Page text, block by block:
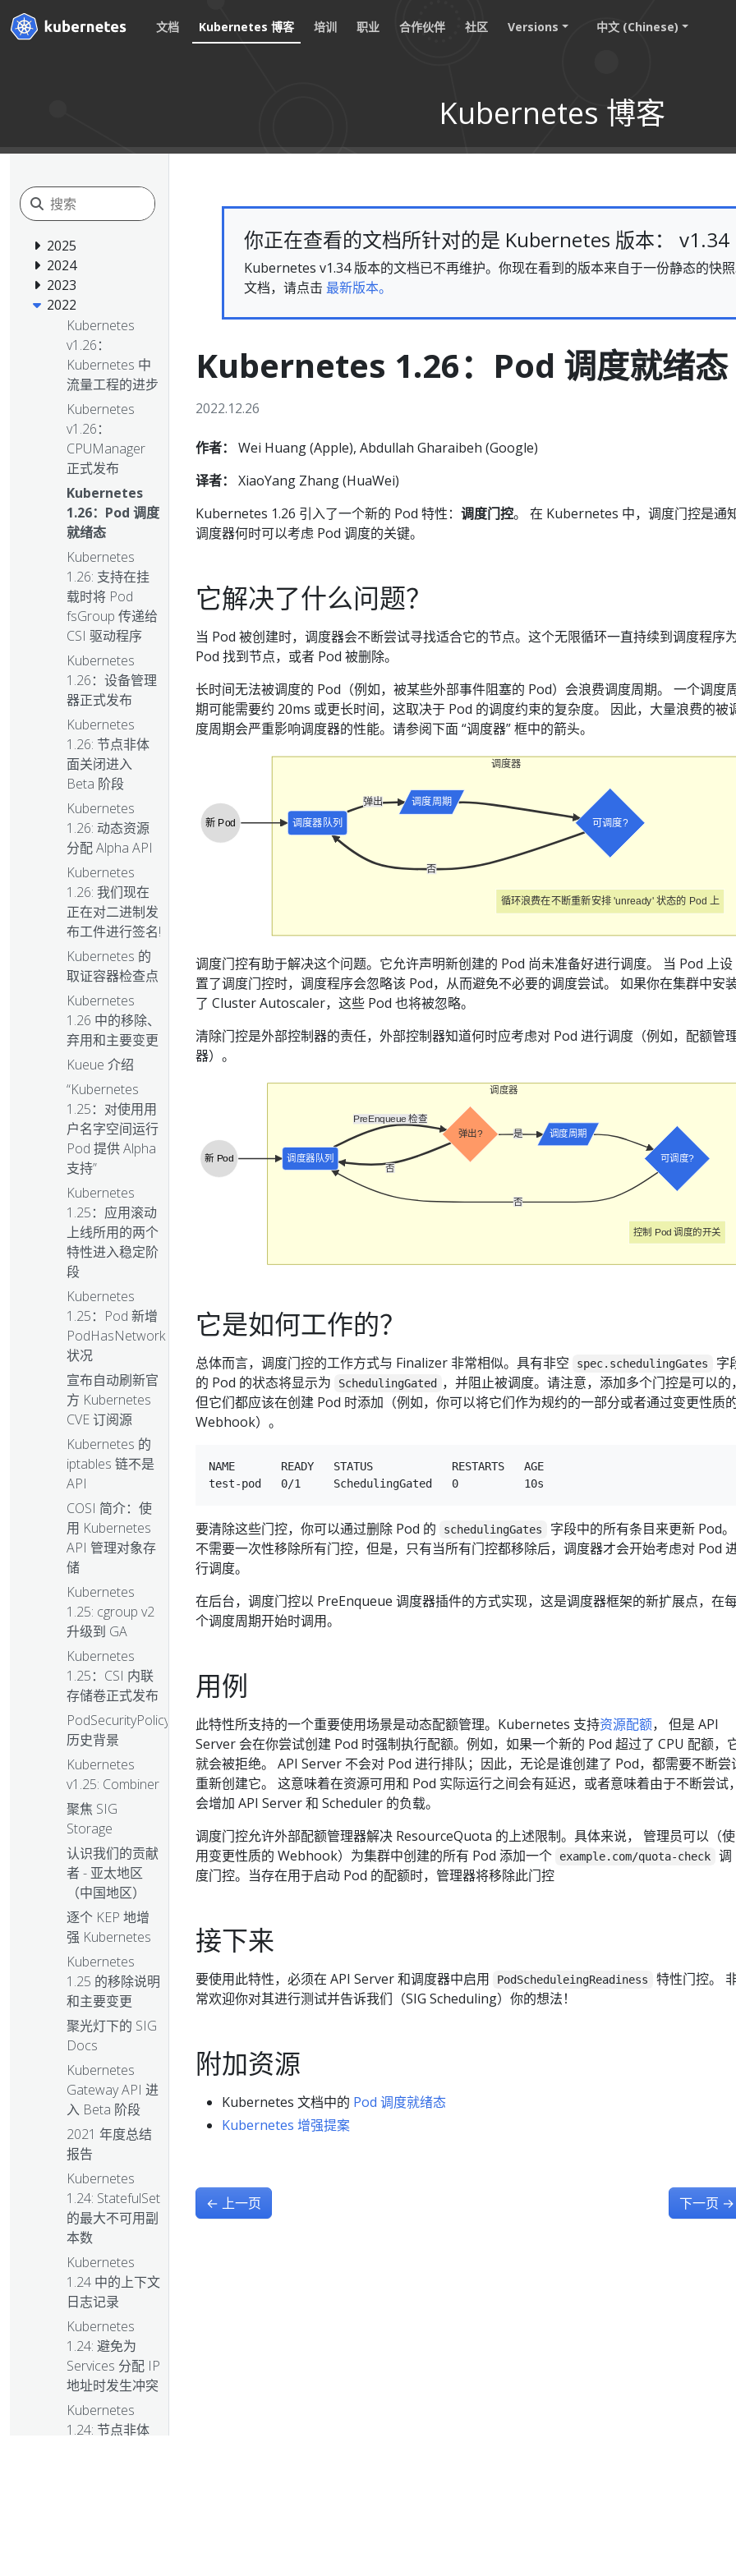
文档 Kubernetes 博客 培训 职业 合作伙伴 社区 Versions 中文 (Chinese)
Kubernetes 博客
2025
2024
2023
2022
Kubernetes
v1.26：
Kubernetes 中
流量工程的进步
Kubernetes
v1.26：
CPUManager
正式发布
Kubernetes
1.26：Pod 调度
就绪态
Kubernetes
1.26: 支持在挂
载时将 Pod
fsGroup 传递给
CSI 驱动程序
Kubernetes
1.26：设备管理
器正式发布
Kubernetes
1.26: 节点非体
面关闭进入
Beta 阶段
Kubernetes
1.26: 动态资源
分配 Alpha API
Kubernetes
1.26: 我们现在
正在对二进制发
布工件进行签名!
Kubernetes 的
取证容器检查点
Kubernetes
1.26 中的移除、
弃用和主要变更
Kueue 介绍
“Kubernetes
1.25：对使用用
户名字空间运行
Pod 提供 Alpha
支持”
Kubernetes
1.25：应用滚动
上线所用的两个
特性进入稳定阶
段
Kubernetes
1.25：Pod 新增
PodHasNetwork
状况
宣布自动刷新官
方 Kubernetes
CVE 订阅源
Kubernetes 的
iptables 链不是
API
COSI 简介：使
用 Kubernetes
API 管理对象存
储
Kubernetes
1.25: cgroup v2
升级到 GA
Kubernetes
1.25：CSI 内联
存储卷正式发布
PodSecurityPolicy：
历史背景
Kubernetes
v1.25: Combiner
聚焦 SIG
Storage
认识我们的贡献
者 - 亚太地区
（中国地区）
逐个 KEP 地增
强 Kubernetes
Kubernetes
1.25 的移除说明
和主要变更
聚光灯下的 SIG
Docs
Kubernetes
Gateway API 进
入 Beta 阶段
2021 年度总结
报告
Kubernetes
1.24: StatefulSet
的最大不可用副
本数
Kubernetes
1.24 中的上下文
日志记录
Kubernetes
1.24: 避免为
Services 分配 IP
地址时发生冲突
Kubernetes
1.24: 节点非体
你正在查看的文档所针对的是 Kubernetes 版本： v1.34
Kubernetes v1.34 版本的文档已不再维护。你现在看到的版本来自于一份静态的快
文档，请点击 最新版本。
Kubernetes 1.26：Pod 调度就绪态
2022.12.26
作者：
Wei Huang (Apple), Abdullah Gharaibeh (Google)
译者：
XiaoYang Zhang (HuaWei)
Kubernetes 1.26 引入了一个新的 Pod 特性： 调度门控。 在 Kubernetes 中，调度门控是通
调度器何时可以考虑 Pod 调度的关键。
它解决了什么问题？
当 Pod 被创建时，调度器会不断尝试寻找适合它的节点。这个无限循环一直持续到调度程序
Pod 找到节点，或者 Pod 被删除。
长时间无法被调度的 Pod（例如，被某些外部事件阻塞的 Pod）会浪费调度周期。 一个调度
期可能需要约 20ms 或更长时间，这取决于 Pod 的调度约束的复杂度。 因此，大量浪费的被
度周期会严重影响调度器的性能。请参阅下面 “调度器” 框中的箭头。
调度器
弹出
否
调度器队列
调度周期
可调度?
循环浪费在不断重新安排 'unready' 状态的 Pod 上
新 Pod
调度门控有助于解决这个问题。它允许声明新创建的 Pod 尚未准备好进行调度。 当 Pod 上设
置了调度门控时，调度程序会忽略该 Pod，从而避免不必要的调度尝试。 如果你在集群中安
了 Cluster Autoscaler，这些 Pod 也将被忽略。
清除门控是外部控制器的责任，外部控制器知道何时应考虑对 Pod 进行调度（例如，配额管
器）。
调度器
PreEnqueue 检查
是
否
否
调度器队列
调度周期
可调度?
弹出?
控制 Pod 调度的开关
新 Pod
它是如何工作的？
总体而言，调度门控的工作方式与 Finalizer 非常相似。具有非空 spec.schedulingGates
字
的 Pod 的状态将显示为
SchedulingGated
，并阻止被调度。请注意，添加多个门控是可以的
但它们都应该在创建 Pod 时添加（例如，你可以将它们作为规约的一部分或者通过变更性质
Webhook）。
NAME       READY   STATUS            RESTARTS   AGE
要清除这些门控，你可以通过删除 Pod 的 schedulingGates
字段中的所有条目来更新 Pod。
不需要一次性移除所有门控，但是，只有当所有门控都移除后，调度器才会开始考虑对 Pod
行调度。
在后台，调度门控以 PreEnqueue 调度器插件的方式实现，这是调度器框架的新扩展点，在
个调度周期开始时调用。
用例
此特性所支持的一个重要使用场景是动态配额管理。Kubernetes 支持资源配额， 但是 API
Server 会在你尝试创建 Pod 时强制执行配额。例如，如果一个新的 Pod 超过了 CPU 配额，
就会被拒绝。 API Server 不会对 Pod 进行排队；因此，无论是谁创建了 Pod，都需要不断尝
重新创建它。 这意味着在资源可用和 Pod 实际运行之间会有延迟，或者意味着由于不断尝试
会增加 API Server 和 Scheduler 的负载。
调度门控允许外部配额管理器解决 ResourceQuota 的上述限制。具体来说， 管理员可以（使
用变更性质的 Webhook）为集群中创建的所有 Pod 添加一个
example.com/quota-check
调
度门控。当存在用于启动 Pod 的配额时，管理器将移除此门控
接下来
要使用此特性，必须在 API Server 和调度器中启用 PodScheduleingReadiness
特性门控。
常欢迎你对其进行测试并告诉我们（SIG Scheduling）你的想法！
附加资源
Kubernetes 文档中的 Pod 调度就绪态
Kubernetes 增强提案
← 上一页 下一页 →